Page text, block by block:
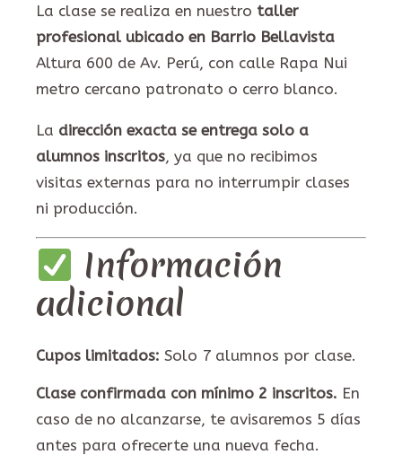
La clase se realiza en nuestro taller
profesional ubicado en Barrio Bellavista
Altura 600 de Av. Perú, con calle Rapa Nui
metro cercano patronato o cerro blanco.
La dirección exacta se entrega solo a
alumnos inscritos, ya que no recibimos
visitas externas para no interrumpir clases
ni producción.
Información
adicional
Cupos limitados: Solo 7 alumnos por clase.
Clase confirmada con mínimo 2 inscritos. En
caso de no alcanzarse, te avisaremos 5 días
antes para ofrecerte una nueva fecha.